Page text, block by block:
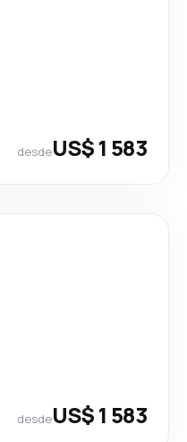
desdeUS$ 1 583
desdeUS$ 1 583